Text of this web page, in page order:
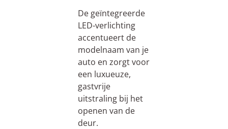
De geïntegreerde
LED-verlichting
accentueert de
modelnaam van je
auto en zorgt voor
een luxueuze,
gastvrije
uitstraling bij het
openen van de
deur.